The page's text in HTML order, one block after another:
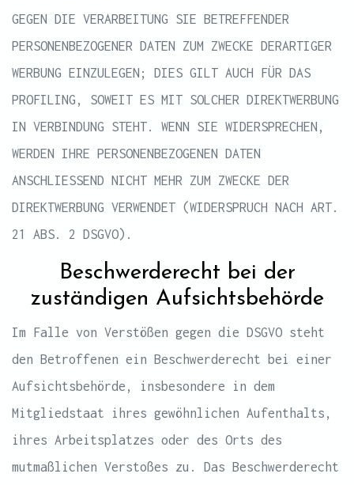
GEGEN DIE VERARBEITUNG SIE BETREFFENDER
PERSONENBEZOGENER DATEN ZUM ZWECKE DERARTIGER
WERBUNG EINZULEGEN; DIES GILT AUCH FÜR DAS
PROFILING, SOWEIT ES MIT SOLCHER DIREKTWERBUNG
IN VERBINDUNG STEHT. WENN SIE WIDERSPRECHEN,
WERDEN IHRE PERSONENBEZOGENEN DATEN
ANSCHLIESSEND NICHT MEHR ZUM ZWECKE DER
DIREKTWERBUNG VERWENDET (WIDERSPRUCH NACH ART.
21 ABS. 2 DSGVO).
Beschwerde­recht bei der
zuständigen Aufsichts­behörde
Im Falle von Verstößen gegen die DSGVO steht
den Betroffenen ein Beschwerderecht bei einer
Aufsichtsbehörde, insbesondere in dem
Mitgliedstaat ihres gewöhnlichen Aufenthalts,
ihres Arbeitsplatzes oder des Orts des
mutmaßlichen Verstoßes zu. Das Beschwerderecht